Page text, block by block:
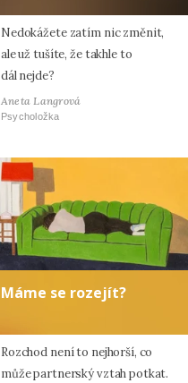
Nedokážete zatím nic změnit,
ale už tušíte, že takhle to
dál nejde?
Aneta Langrová
Psycholožka
Máme se rozejít?
Rozchod není to nejhorší, co
může partnerský vztah potkat.